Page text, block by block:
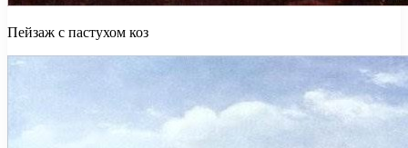
Пейзаж с пастухом коз